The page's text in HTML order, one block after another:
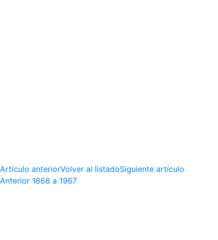
Artículo anteriorVolver al listadoSiguiente artículo
Anterior 1868 a 1967